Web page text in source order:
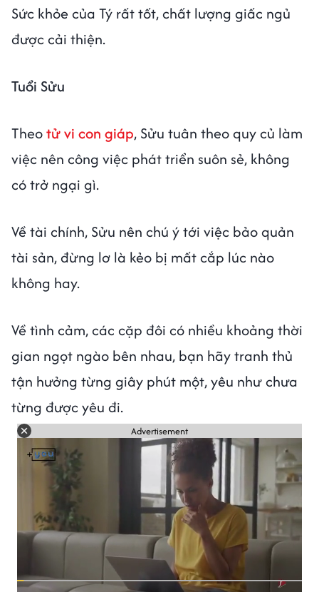
Sức khỏe của Tý rất tốt, chất lượng giấc ngủ
được cải thiện.
Tuổi Sửu
Theotử vi con giáp, Sửu tuân theo quy củ làm
việc nên công việc phát triển suôn sẻ, không
có trở ngại gì.
Về tài chính, Sửu nên chú ý tới việc bảo quản
tài sản, đừng lơ là kẻo bị mất cắp lúc nào
không hay.
Về tình cảm, các cặp đôi có nhiều khoảng thời
gian ngọt ngào bên nhau, bạn hãy tranh thủ
tận hưởng từng giây phút một, yêu như chưa
từng được yêu đi.
Advertisement